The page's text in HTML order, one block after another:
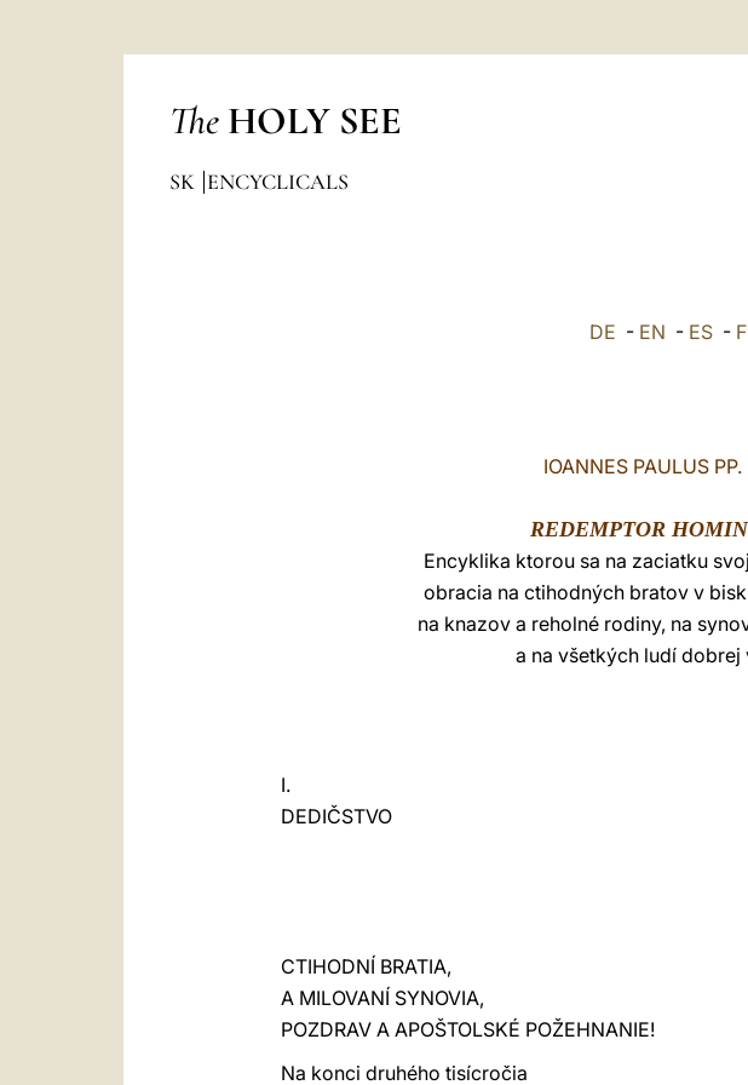
The HOLY SEE
SK ENCYCLICALS
DE - EN - ES -
IOANNES PAULUS PP.
REDEMPTOR
Encyklika ktorou sa na zaciatku
obracia na ctihodných bratov v
na knazov a reholné rodiny, na
a na všetkých ludí dobrej
I.
DEDIČSTVO
CTIHODNÍ BRATIA,
A MILOVANÍ SYNOVIA,
POZDRAV A APOŠTOLSKÉ POŽEHNANIE!
Na konci druhého tisícročia